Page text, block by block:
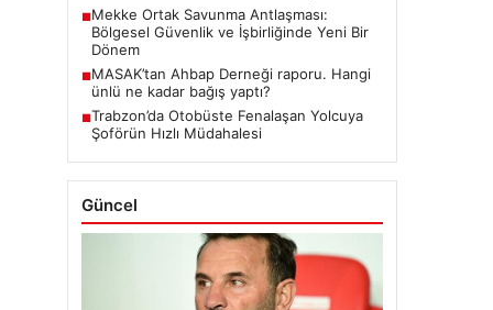
■Mekke Ortak Savunma Antlaşması:
Bölgesel Güvenlik ve İşbirliğinde Yeni Bir
Dönem
■MASAK’tan Ahbap Derneği raporu. Hangi
ünlü ne kadar bağış yaptı?
■Trabzon’da Otobüste Fenalaşan Yolcuya
Şoförün Hızlı Müdahalesi
Güncel